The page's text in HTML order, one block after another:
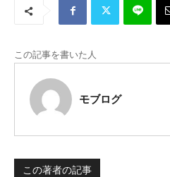
この記事を書いた人
モブログ
この著者の記事